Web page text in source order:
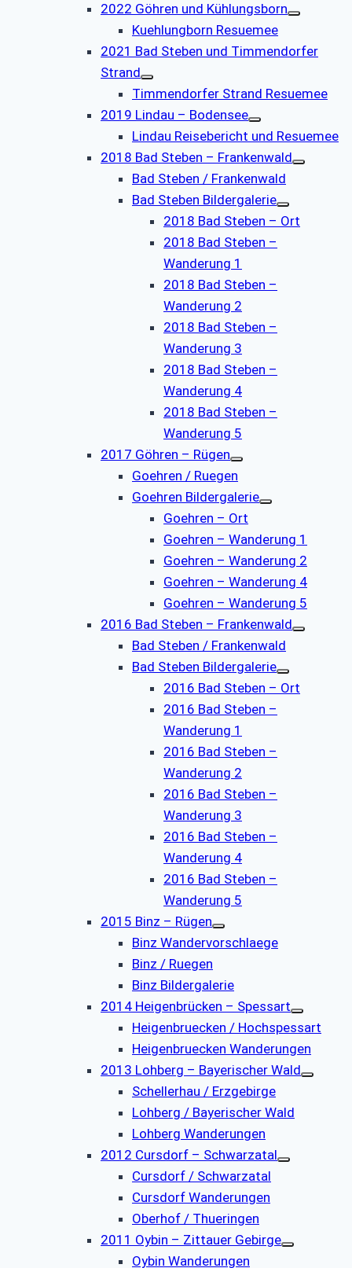
2022 Göhren und Kühlungsborn
Kuehlungborn Resuemee
2021 Bad Steben und Timmendorfer
Strand
Timmendorfer Strand Resuemee
2019 Lindau – Bodensee
Lindau Reisebericht und Resuemee
2018 Bad Steben – Frankenwald
Bad Steben / Frankenwald
Bad Steben Bildergalerie
2018 Bad Steben – Ort
2018 Bad Steben –
Wanderung 1
2018 Bad Steben –
Wanderung 2
2018 Bad Steben –
Wanderung 3
2018 Bad Steben –
Wanderung 4
2018 Bad Steben –
Wanderung 5
2017 Göhren – Rügen
Goehren / Ruegen
Goehren Bildergalerie
Goehren – Ort
Goehren – Wanderung 1
Goehren – Wanderung 2
Goehren – Wanderung 4
Goehren – Wanderung 5
2016 Bad Steben – Frankenwald
Bad Steben / Frankenwald
Bad Steben Bildergalerie
2016 Bad Steben – Ort
2016 Bad Steben –
Wanderung 1
2016 Bad Steben –
Wanderung 2
2016 Bad Steben –
Wanderung 3
2016 Bad Steben –
Wanderung 4
2016 Bad Steben –
Wanderung 5
2015 Binz – Rügen
Binz Wandervorschlaege
Binz / Ruegen
Binz Bildergalerie
2014 Heigenbrücken – Spessart
Heigenbruecken / Hochspessart
Heigenbruecken Wanderungen
2013 Lohberg – Bayerischer Wald
Schellerhau / Erzgebirge
Lohberg / Bayerischer Wald
Lohberg Wanderungen
2012 Cursdorf – Schwarzatal
Cursdorf / Schwarzatal
Cursdorf Wanderungen
Oberhof / Thueringen
2011 Oybin – Zittauer Gebirge
Oybin Wanderungen